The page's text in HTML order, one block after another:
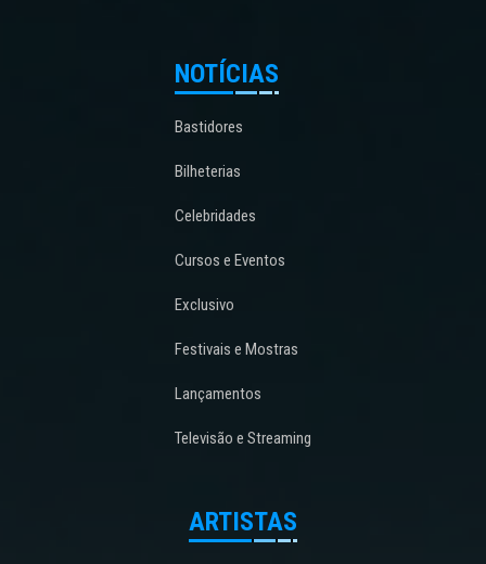
NOTÍCIAS
Bastidores
Bilheterias
Celebridades
Cursos e Eventos
Exclusivo
Festivais e Mostras
Lançamentos
Televisão e Streaming
ARTISTAS